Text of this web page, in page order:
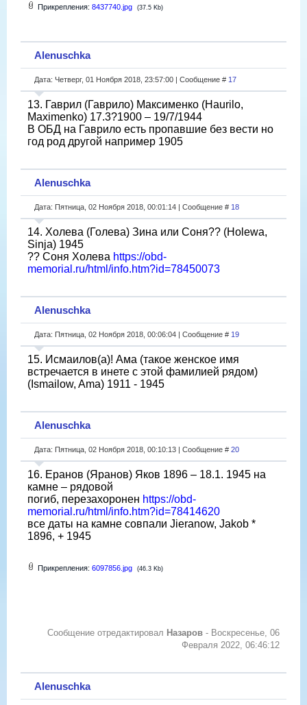
Прикрепления: 8437740.jpg (37.5 Kb)
Alenuschka
Дата: Четверг, 01 Ноября 2018, 23:57:00 | Сообщение # 17
13. Гаврил (Гаврило) Максименко (Haurilo,
Maximenko) 17.3?1900 – 19/7/1944
В ОБД на Гаврило есть пропавшие без вести но
год род другой например 1905
Alenuschka
Дата: Пятница, 02 Ноября 2018, 00:01:14 | Сообщение # 18
14. Холева (Голева) Зина или Соня?? (Holewa,
Sinja) 1945
?? Соня Холева https://obd-
memorial.ru/html/info.htm?id=78450073
Alenuschka
Дата: Пятница, 02 Ноября 2018, 00:06:04 | Сообщение # 19
15. Исмаилов(а)! Ама (такое женское имя
встречается в инете с этой фамилией рядом)
(Ismailow, Ama) 1911 - 1945
Alenuschka
Дата: Пятница, 02 Ноября 2018, 00:10:13 | Сообщение # 20
16. Еранов (Яранов) Яков 1896 – 18.1. 1945 на
камне – рядовой
погиб, перезахоронен https://obd-
memorial.ru/html/info.htm?id=78414620
все даты на камне совпали Jieranow, Jakob *
1896, + 1945
Прикрепления: 6097856.jpg (46.3 Kb)
Сообщение отредактировал Назаров - Воскресенье, 06
Февраля 2022, 06:46:12
Alenuschka